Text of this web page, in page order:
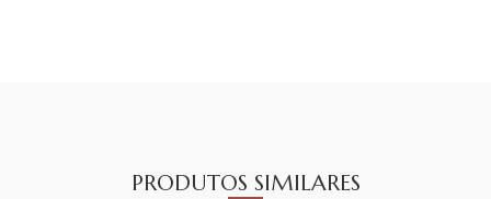
PRODUTOS SIMILARES